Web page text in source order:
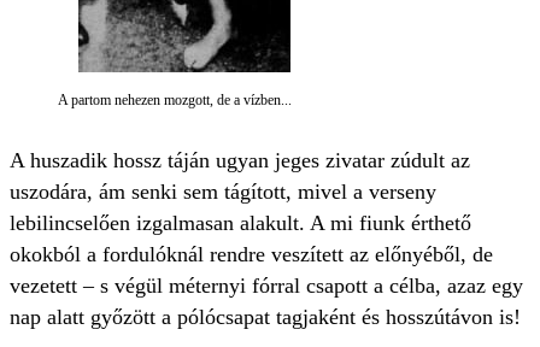
A partom nehezen mozgott, de a vízben...
A huszadik hossz táján ugyan jeges zivatar zúdult az
uszodára, ám senki sem tágított, mivel a verseny
lebilincselően izgalmasan alakult. A mi fiunk érthető
okokból a fordulóknál rendre veszített az előnyéből, de
vezetett – s végül méternyi fórral csapott a célba, azaz egy
nap alatt győzött a pólócsapat tagjaként és hosszútávon is!